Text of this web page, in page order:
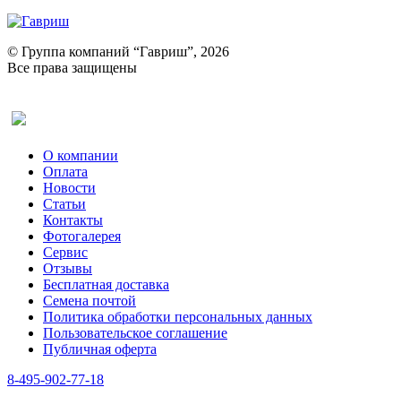
© Группа компаний “Гавриш”, 2026
Все права защищены
О компании
Оплата
Новости
Статьи
Контакты
Фотогалерея​
Сервис
Отзывы
Бесплатная доставка
Семена почтой
Политика обработки персональных данных
Пользовательское соглашение
Публичная оферта
8-495-902-77-18